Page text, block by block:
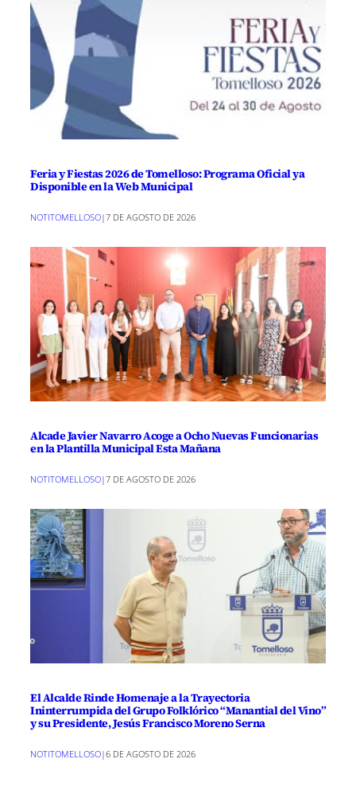
Feria y Fiestas 2026 de Tomelloso: Programa Oficial ya
Disponible en la Web Municipal
NOTITOMELLOSO|7 DE AGOSTO DE 2026
Alcade Javier Navarro Acoge a Ocho Nuevas Funcionarias
en la Plantilla Municipal Esta Mañana
NOTITOMELLOSO|7 DE AGOSTO DE 2026
El Alcalde Rinde Homenaje a la Trayectoria
Ininterrumpida del Grupo Folklórico “Manantial del Vino”
y su Presidente, Jesús Francisco Moreno Serna
NOTITOMELLOSO|6 DE AGOSTO DE 2026